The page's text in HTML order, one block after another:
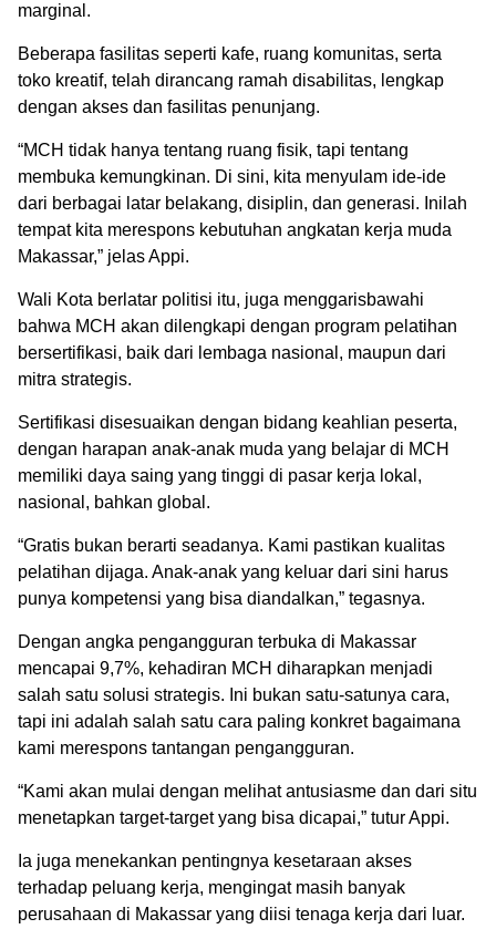
marginal.
Beberapa fasilitas seperti kafe, ruang komunitas, serta
toko kreatif, telah dirancang ramah disabilitas, lengkap
dengan akses dan fasilitas penunjang.
“MCH tidak hanya tentang ruang fisik, tapi tentang
membuka kemungkinan. Di sini, kita menyulam ide-ide
dari berbagai latar belakang, disiplin, dan generasi. Inilah
tempat kita merespons kebutuhan angkatan kerja muda
Makassar,” jelas Appi.
Wali Kota berlatar politisi itu, juga menggarisbawahi
bahwa MCH akan dilengkapi dengan program pelatihan
bersertifikasi, baik dari lembaga nasional, maupun dari
mitra strategis.
Sertifikasi disesuaikan dengan bidang keahlian peserta,
dengan harapan anak-anak muda yang belajar di MCH
memiliki daya saing yang tinggi di pasar kerja lokal,
nasional, bahkan global.
“Gratis bukan berarti seadanya. Kami pastikan kualitas
pelatihan dijaga. Anak-anak yang keluar dari sini harus
punya kompetensi yang bisa diandalkan,” tegasnya.
Dengan angka pengangguran terbuka di Makassar
mencapai 9,7%, kehadiran MCH diharapkan menjadi
salah satu solusi strategis. Ini bukan satu-satunya cara,
tapi ini adalah salah satu cara paling konkret bagaimana
kami merespons tantangan pengangguran.
“Kami akan mulai dengan melihat antusiasme dan dari situ
menetapkan target-target yang bisa dicapai,” tutur Appi.
Ia juga menekankan pentingnya kesetaraan akses
terhadap peluang kerja, mengingat masih banyak
perusahaan di Makassar yang diisi tenaga kerja dari luar.